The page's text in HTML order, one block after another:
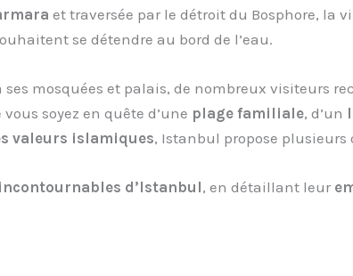
et traversée par le détroit du Bosphore, la
se détendre au bord de l’eau.
ses mosquées et palais, de nombreux visiteurs
soyez en quête d’une plage familiale, d’un
valeurs islamiques, Istanbul propose plusieurs
d’Istanbul, en détaillant leur